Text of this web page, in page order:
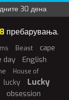
30 дена
пребарувања.
Beast
cape
day
English
House of
lucky
Lucky
obsession